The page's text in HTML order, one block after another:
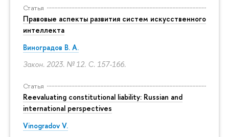
Статья
Правовые аспекты развития систем искусственного
интеллекта
Виноградов В. А.
Закон. 2023. № 12. С. 157-166.
Статья
Reevaluating constitutional liability: Russian and
international perspectives
Vinogradov V.